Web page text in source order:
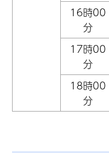
16時00
分
17時00
分
18時00
分